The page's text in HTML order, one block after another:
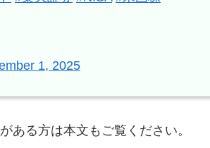
1, 2025
ある方は本文もご覧ください。